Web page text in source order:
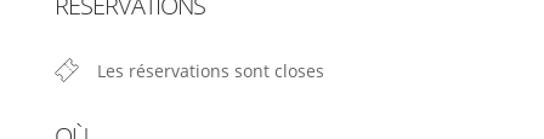
Les réservations sont closes